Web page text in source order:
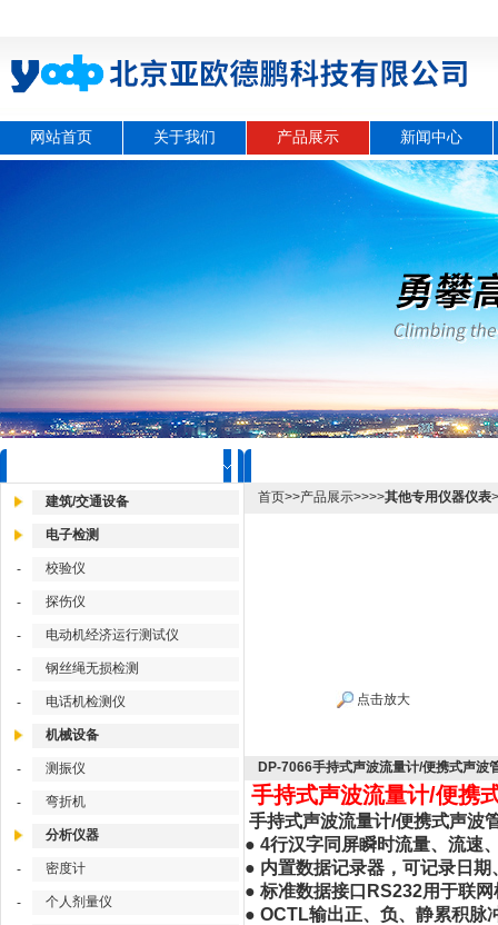
网站首页 关于我们 产品展示 新闻中心
建筑/交通设备
电子检测
- 校验仪
- 探伤仪
- 电动机经济运行测试仪
- 钢丝绳无损检测
- 电话机检测仪
机械设备
- 测振仪
- 弯折机
分析仪器
- 密度计
- 个人剂量仪
首页>>产品展示>>>>其他专用仪器仪表
点击放大
DP-7066手持式声波流量计/便携式声波
手持式声波流量计/便携
手持式声波流量计/便携式声波
● 4行汉字同屏瞬时流量、流速
● 内置数据记录器，可记录日
● 标准数据接口RS232用于联
● OCTL输出正、负、静累积脉